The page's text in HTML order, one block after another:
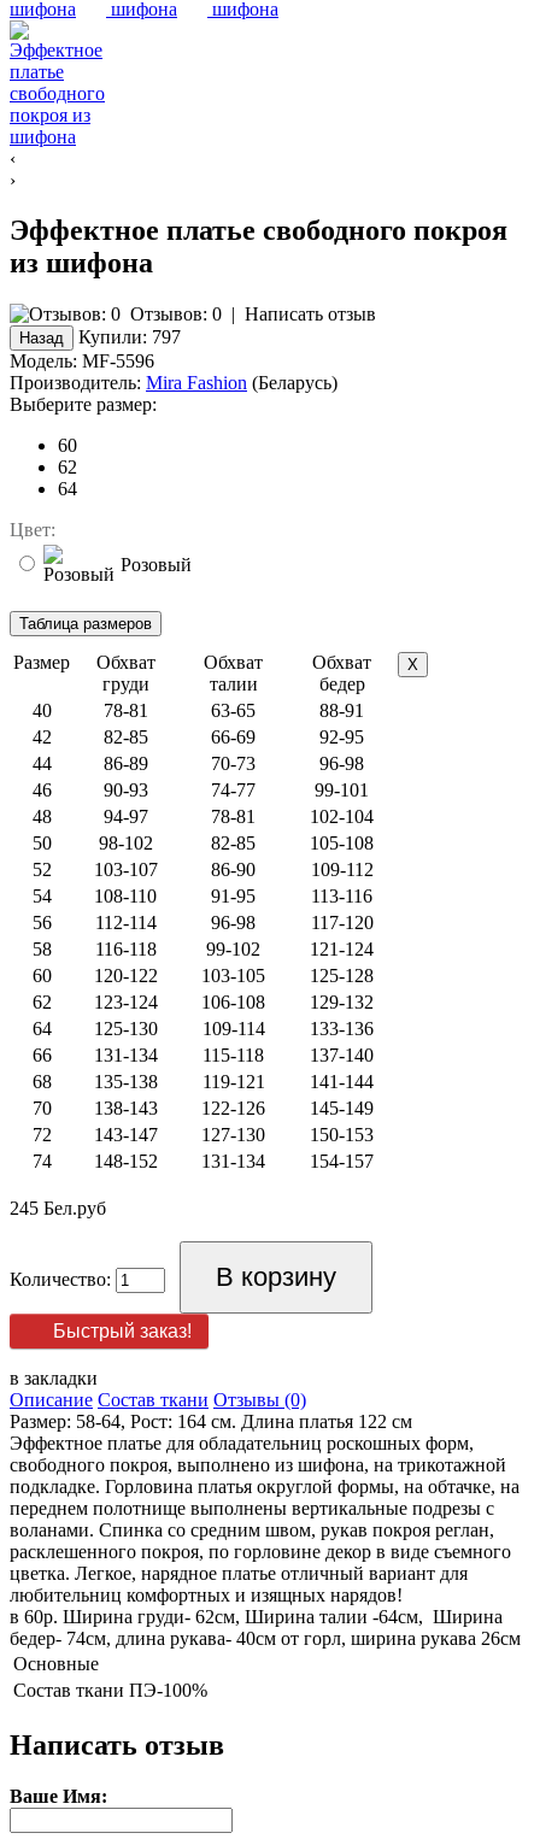
‹
›
Эффектное платье свободного покроя
из шифона
Отзывов: 0 | Написать отзыв
Купили: 797
Модель: MF-5596
Производитель: Mira Fashion (Беларусь)
Выберите размер:
60
62
64
Цвет:
Розовый
Размер
Обхват
груди
Обхват
талии
Обхват
бедер
X
40 78-81 63-65
88-91
42
82-85 66-69
92-95
44
86-89 70-73
96-98
46
90-93 74-77
99-101
48
94-97 78-81
102-104
50
98-102 82-85
105-108
52
103-107 86-90
109-112
54
108-110 91-95
113-116
56
112-114 96-98
117-120
58
116-118 99-102
121-124
60
120-122 103-105
125-128
62
123-124 106-108
129-132
64
125-130 109-114
133-136
66
131-134 115-118
137-140
68
135-138 119-121
141-144
70
138-143 122-126
145-149
72
143-147 127-130
150-153
74
148-152 131-134 154-157
245 Бел.руб
Количество:
Быстрый заказ!
в закладки
Описание Состав ткани Отзывы (0)
Размер: 58-64, Рост: 164 см. Длина платья 122 см
Эффектное платье для обладательниц роскошных форм,
свободного покроя, выполнено из шифона, на трикотажной
подкладке. Горловина платья округлой формы, на обтачке, на
переднем полотнище выполнены вертикальные подрезы с
воланами. Спинка со средним швом, рукав покроя реглан,
расклешенного покроя, по горловине декор в виде съемного
цветка. Легкое, нарядное платье отличный вариант для
любительниц комфортных и изящных нарядов!
в 60р. Ширина груди- 62см, Ширина талии -64см, Ширина
бедер- 74см, длина рукава- 40см от горл, ширина рукава 26см
Основные
Состав ткани ПЭ-100%
Написать отзыв
Ваше Имя: